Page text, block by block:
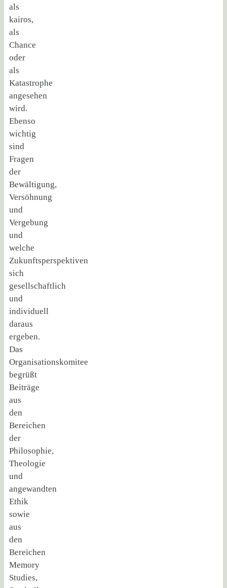
als
kairos,
als
Chance
oder
als
Katastrophe
angesehen
wird.
Ebenso
wichtig
sind
Fragen
der
Bewältigung,
Versöhnung
und
Vergebung
und
welche
Zukunftsperspektiven
sich
gesellschaftlich
und
individuell
daraus
ergeben.
Das
Organisationskomitee
begrüßt
Beiträge
aus
den
Bereichen
der
Philosophie,
Theologie
und
angewandten
Ethik
sowie
aus
den
Bereichen
Memory
Studies,